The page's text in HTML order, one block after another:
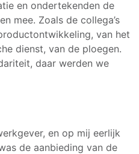
en ondertekenden de
mee. Zoals de collega’s
van het
dienst, van de ploegen.
daar werden we
en op mij eerlijk
de aanbieding van de